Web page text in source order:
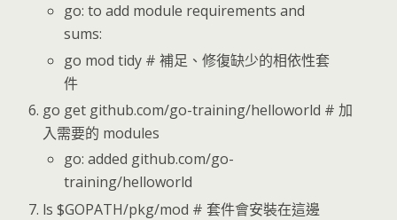
go: to add module requirements and
sums:
go mod tidy # 補足、修復缺少的相依性套
件
go get github.com/go-training/helloworld # 加
入需要的 modules
go: added github.com/go-
training/helloworld
ls $GOPATH/pkg/mod # 套件會安裝在這邊